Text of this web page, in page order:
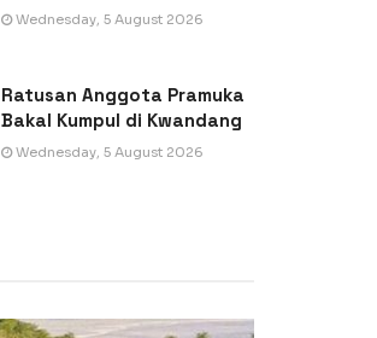
Wednesday, 5 August 2026
Ratusan Anggota Pramuka
Bakal Kumpul di Kwandang
Wednesday, 5 August 2026